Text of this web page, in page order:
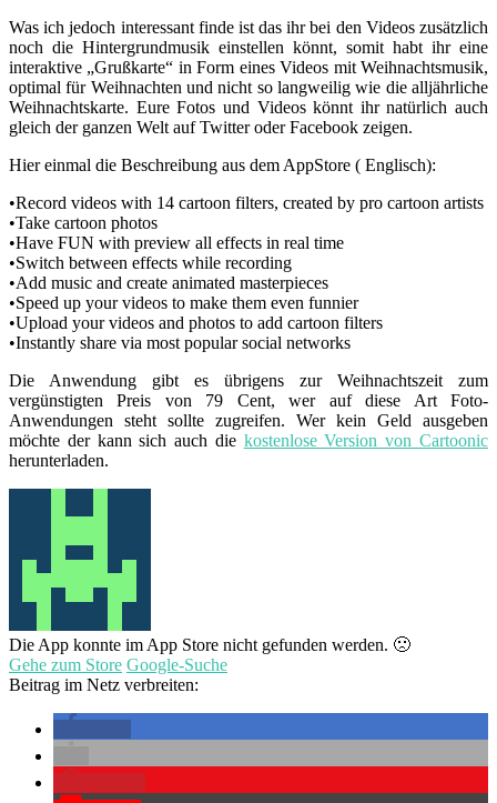
Was ich jedoch interessant finde ist das ihr bei den Videos zusätzlich
noch die Hintergrundmusik einstellen könnt, somit habt ihr eine
interaktive „Grußkarte“ in Form eines Videos mit Weihnachtsmusik,
optimal für Weihnachten und nicht so langweilig wie die alljährliche
Weihnachtskarte. Eure Fotos und Videos könnt ihr natürlich auch
gleich der ganzen Welt auf Twitter oder Facebook zeigen.
Hier einmal die Beschreibung aus dem AppStore ( Englisch):
•Record videos with 14 cartoon filters, created by pro cartoon artists
•Take cartoon photos
•Have FUN with preview all effects in real time
•Switch between effects while recording
•Add music and create animated masterpieces
•Speed up your videos to make them even funnier
•Upload your videos and photos to add cartoon filters
•Instantly share via most popular social networks
Die Anwendung gibt es übrigens zur Weihnachtszeit zum
vergünstigten Preis von 79 Cent, wer auf diese Art Foto-
Anwendungen steht sollte zugreifen. Wer kein Geld ausgeben
möchte der kann sich auch die kostenlose Version von Cartoonic
herunterladen.
Die App konnte im App Store nicht gefunden werden. 🙁
Gehe zum Store Google-Suche
Beitrag im Netz verbreiten: